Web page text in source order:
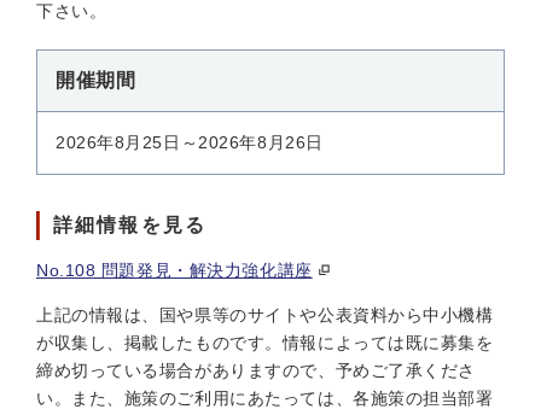
下さい。
開催期間
2026年8月25日～2026年8月26日
詳細情報を見る
No.108 問題発見・解決力強化講座
上記の情報は、国や県等のサイトや公表資料から中小機構
が収集し、掲載したものです。情報によっては既に募集を
締め切っている場合がありますので、予めご了承くださ
い。また、施策のご利用にあたっては、各施策の担当部署